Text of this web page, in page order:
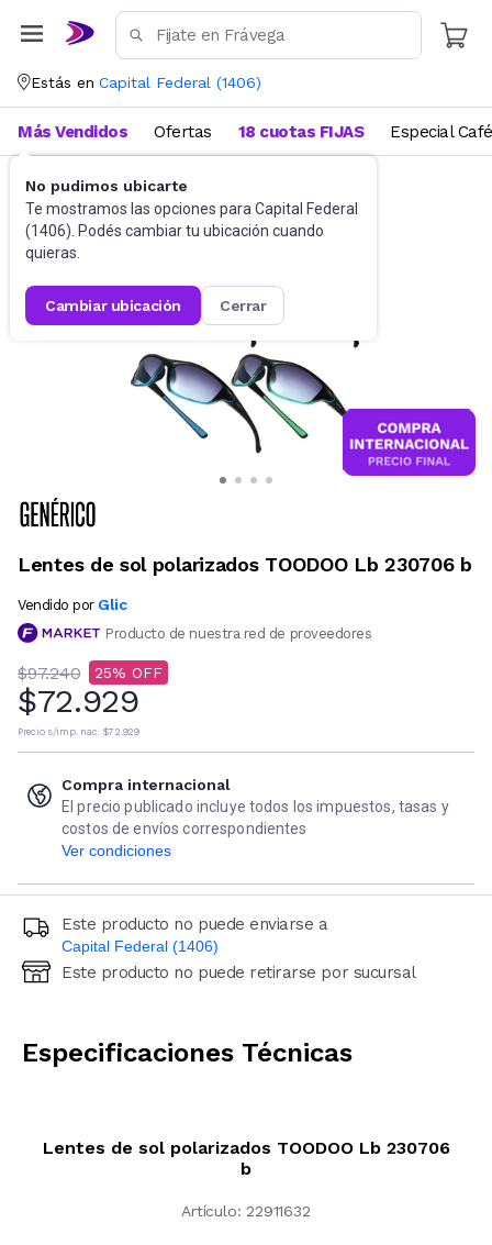
Estás en Capital Federal (1406)
No pudimos ubicarte
Te mostramos las opciones para Capital Federal
(1406). Podés cambiar tu ubicación cuando
quieras.
cambiar ubicación cerrar
Más Vendidos Ofertas 18 cuotas FIJAS Especial Café
Accesorios Anteojos de sol
Lentes de sol polarizados TOODOO Lb 230706 b
Vendido por Glic
Producto de nuestra red de proveedores
$97.240 25
$72.929
Precio s/imp. nac. $72.929
Compra internacional
El precio publicado incluye todos los impuestos, tasas y
costos de envíos correspondientes
Ver condiciones
Este producto no puede enviarse a
Capital Federal (1406)
Ingresá código postal (sólo números)
Este producto no puede retirarse por sucursal
Especificaciones Técnicas
Lentes de sol polarizados TOODOO Lb 230706
b
Artículo: 22911632